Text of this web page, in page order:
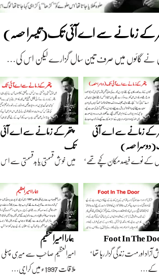
کے زمانے سے اے آئی تک(تیسرا حصہ)
نے گائوں میں صرف تین سال گزارے لیکن اس کی…
کے زمانے سے اے آئی
حصہ)
کے نوے فیصد مکان کچے تھے‘
پتھر کے زمانے سے اے آئی
تک
میں خوش قسمتی یا بدقسمتی سے اس
Foot In The
آزاد اور مست زندگی گزار رہا تھا‘
کے…
ہمارا امیرالعظیم
امیرالعظیم صاحب سے میری پہلی
ملاقات 1997ء میں کراچی…